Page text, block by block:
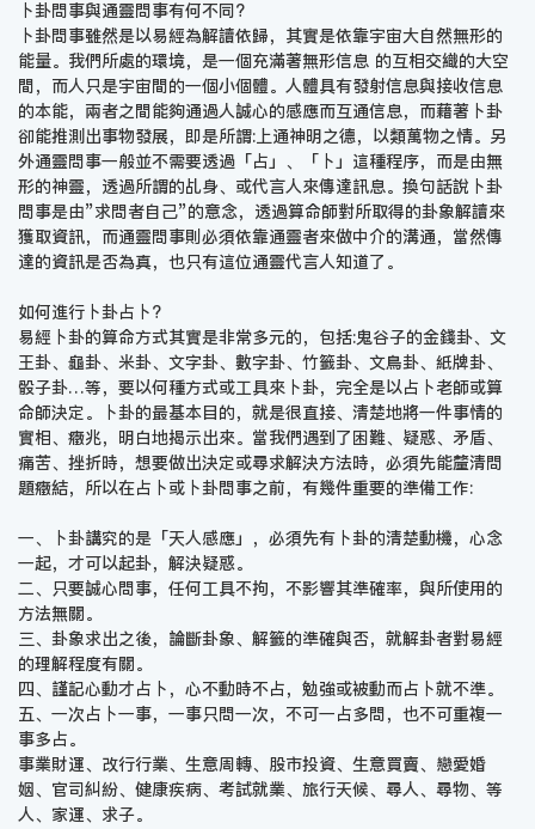
卜卦問事與通靈問事有何不同?
卜卦問事雖然是以易經為解讀依歸，其實是依靠宇宙大自然無形的
能量。我們所處的環境，是一個充滿著無形信息 的互相交織的大空
間，而人只是宇宙間的一個小個體。人體具有發射信息與接收信息
的本能，兩者之間能夠通過人誠心的感應而互通信息，而藉著卜卦
卻能推測出事物發展，即是所謂:上通神明之德，以類萬物之情。另
外通靈問事一般並不需要透過「占」、「卜」這種程序，而是由無
形的神靈，透過所謂的乩身、或代言人來傳達訊息。換句話說卜卦
問事是由”求問者自己”的意念，透過算命師對所取得的卦象解讀來
獲取資訊，而通靈問事則必須依靠通靈者來做中介的溝通，當然傳
達的資訊是否為真，也只有這位通靈代言人知道了。
如何進行卜卦占卜?
易經卜卦的算命方式其實是非常多元的，包括:鬼谷子的金錢卦、文
王卦、龜卦、米卦、文字卦、數字卦、竹籤卦、文鳥卦、紙牌卦、
骰子卦…等，要以何種方式或工具來卜卦，完全是以占卜老師或算
命師決定。卜卦的最基本目的，就是很直接、清楚地將一件事情的
實相、癥兆，明白地揭示出來。當我們遇到了困難、疑惑、矛盾、
痛苦、挫折時，想要做出決定或尋求解決方法時，必須先能釐清問
題癥結，所以在占卜或卜卦問事之前，有幾件重要的準備工作:
一、卜卦講究的是「天人感應」，必須先有卜卦的清楚動機，心念
一起，才可以起卦，解決疑惑。
二、只要誠心問事，任何工具不拘，不影響其準確率，與所使用的
方法無關。
三、卦象求出之後，論斷卦象、解籤的準確與否，就解卦者對易經
的理解程度有關。
四、謹記心動才占卜，心不動時不占，勉強或被動而占卜就不準。
五、一次占卜一事，一事只問一次，不可一占多問，也不可重複一
事多占。
事業財運、改行行業、生意周轉、股市投資、生意買賣、戀愛婚
姻、官司糾紛、健康疾病、考試就業、旅行天候、尋人、尋物、等
人、家運、求子。